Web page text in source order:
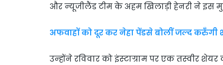
और न्‍यूजीलैंड टीम के अहम खिलाड़ी हेनरी ने
अफवाहों को दूर कर नेहा पेंडसे बोलीं जल्द करुँगी
उन्‍होंने रविवार को इंस्‍टाग्राम पर एक तस्‍वीर